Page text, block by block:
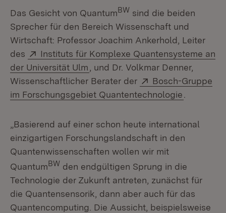
Das Gesicht von QuantumBW sind die beiden
Sprecher für den Bereich Wissenschaft und
Wirtschaft: Professor Joachim Ankerhold, Leiter
des
Extern:
Instituts für Komplexe Quantensysteme an
der Universität Ulm (Öffnet in neuem Fenster)
, und Dr. Volkmar Denner,
Wissenschaftlicher Berater der
Extern:
Bosch-Gruppe
im Forschungsgebiet Quantentechnologie
„Basierend auf einer schon heute international
einzigartigen Forschungslandschaft in den
Quantenwissenschaften wollen wir mit
QuantumBW den endgültigen Sprung in die
Technologie der Zukunft antreten, zunächst für
die Quantensensorik, dann aber auch für das
Quantencomputing. Die Aussicht, beispielsweise